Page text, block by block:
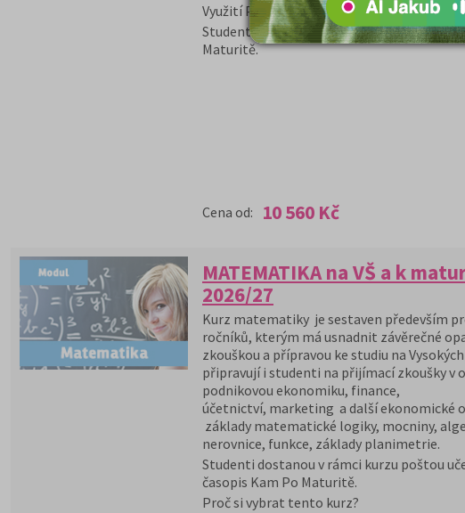
Využití Programu GARANCE, je pro
Student dostane poštou učebnice
Maturitě.
Cena od: 10 560 Kč
MATEMATIKA na VŠ a k
2026/27
Kurz matematiky je sestaven především
ročníků, kterým má usnadnit závěrečné
zkouškou a přípravou ke studiu na
připravují i studenti na přijímací zkoušky v
podnikovou ekonomiku, finance,
účetnictví, marketing a další ekonomické
základy matematické logiky, mocniny,
nerovnice, funkce, základy planimetrie.
Studenti dostanou v rámci kurzu poštou
časopis Kam Po Maturitě.
Proč si vybrat tento kurz?